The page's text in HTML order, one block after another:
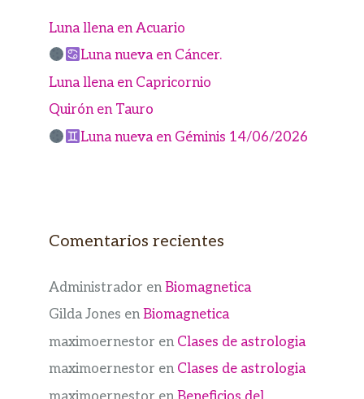
Luna llena en Acuario
Luna nueva en Cáncer.
Luna llena en Capricornio
Quirón en Tauro
Luna nueva en Géminis 14/06/2026
Comentarios recientes
Administrador enBiomagnetica
Gilda Jones enBiomagnetica
maximoernestor en Clases de astrologia
maximoernestor en Clases de astrologia